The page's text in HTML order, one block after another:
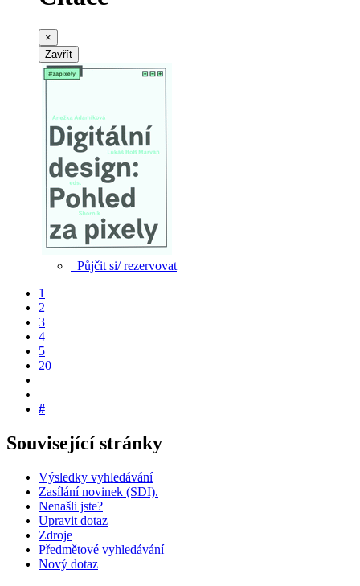
×
Zavřít
Půjčit si/ rezervovat
1
2
3
4
5
20
#
Související stránky
Výsledky vyhledávání
Zasílání novinek (SDI).
Nenašli jste?
Upravit dotaz
Zdroje
Předmětové vyhledávání
Nový dotaz